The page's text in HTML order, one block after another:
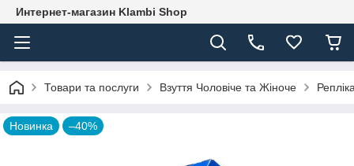
Интернет-магазин Klambi Shop
Товари та послуги Взуття Чоловіче та Жіноче
Новинка –40%